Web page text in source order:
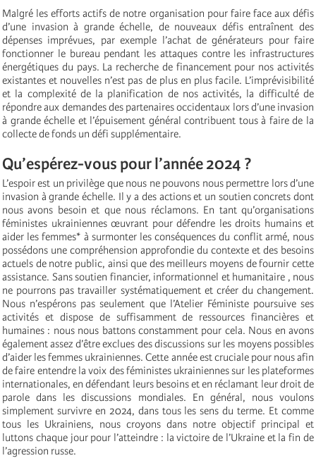
Malgré les efforts actifs de notre organisation pour faire face aux défis
d’une invasion à grande échelle, de nouveaux défis entraînent des
dépenses imprévues, par exemple l’achat de générateurs pour faire
fonctionner le bureau pendant les attaques contre les infrastructures
énergétiques du pays. La recherche de financement pour nos activités
existantes et nouvelles n’est pas de plus en plus facile. L’imprévisibilité
et la complexité de la planification de nos activités, la difficulté de
répondre aux demandes des partenaires occidentaux lors d’une invasion
à grande échelle et l’épuisement général contribuent tous à faire de la
collecte de fonds un défi supplémentaire.
Qu’espérez-vous pour l’année 2024 ?
L’espoir est un privilège que nous ne pouvons nous permettre lors d’une
invasion à grande échelle. Il y a des actions et un soutien concrets dont
nous avons besoin et que nous réclamons. En tant qu’organisations
féministes ukrainiennes œuvrant pour défendre les droits humains et
aider les femmes* à surmonter les conséquences du conflit armé, nous
possédons une compréhension approfondie du contexte et des besoins
actuels de notre public, ainsi que des meilleurs moyens de fournir cette
assistance. Sans soutien financier, informationnel et humanitaire , nous
ne pourrons pas travailler systématiquement et créer du changement.
Nous n’espérons pas seulement que l’Atelier Féministe poursuive ses
activités et dispose de suffisamment de ressources financières et
humaines : nous nous battons constamment pour cela. Nous en avons
également assez d’être exclues des discussions sur les moyens possibles
d’aider les femmes ukrainiennes. Cette année est cruciale pour nous afin
de faire entendre la voix des féministes ukrainiennes sur les plateformes
internationales, en défendant leurs besoins et en réclamant leur droit de
parole dans les discussions mondiales. En général, nous voulons
simplement survivre en 2024, dans tous les sens du terme. Et comme
tous les Ukrainiens, nous croyons dans notre objectif principal et
luttons chaque jour pour l’atteindre : la victoire de l’Ukraine et la fin de
l’agression russe.